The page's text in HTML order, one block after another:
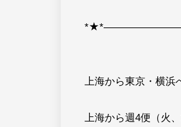
上海から東京・横浜
上海から週4便（火